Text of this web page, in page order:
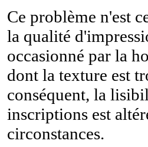
Ce problème n'est
la qualité
occasionné par la
dont la texture est
conséquent, la
inscriptions est
circonstances.